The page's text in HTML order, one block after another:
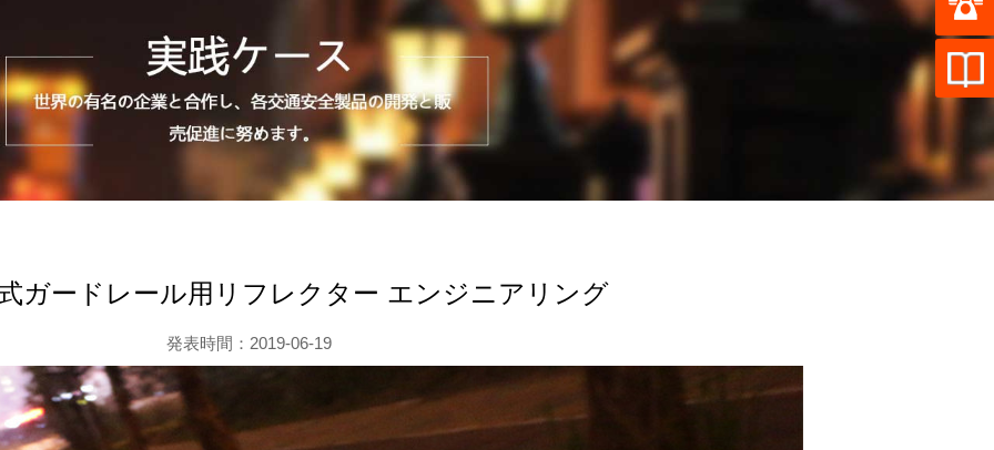
ガードレール用リフレクター エンジニアリング
発表時間：2019-06-19